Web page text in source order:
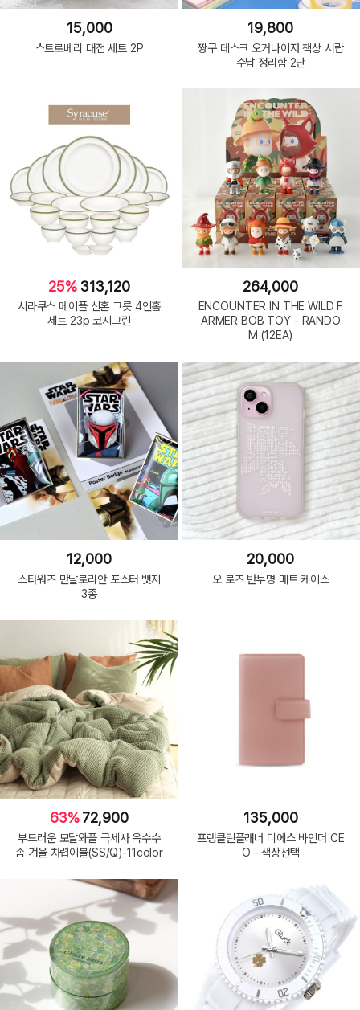
15,000
스트로베리 대접 세트 2P
19,800
짱구 데스크 오거나이저 책상 서랍
수납 정리함 2단
25% 313,120
시라쿠스 메이플 신혼 그릇 4인홈
세트 23p 코지그린
264,000
ENCOUNTER IN THE WILD F
ARMER BOB TOY - RANDO
M (12EA)
12,000
스타워즈 만달로리안 포스터 뱃지
3종
20,000
오 로즈 반투명 매트 케이스
63%72,900
부드러운 모달와플 극세사 옥수수
솜 겨울 차렵이불(SS/Q)-11color
135,000
프랭클린플래너 디에스 바인더 CE
O - 색상선택